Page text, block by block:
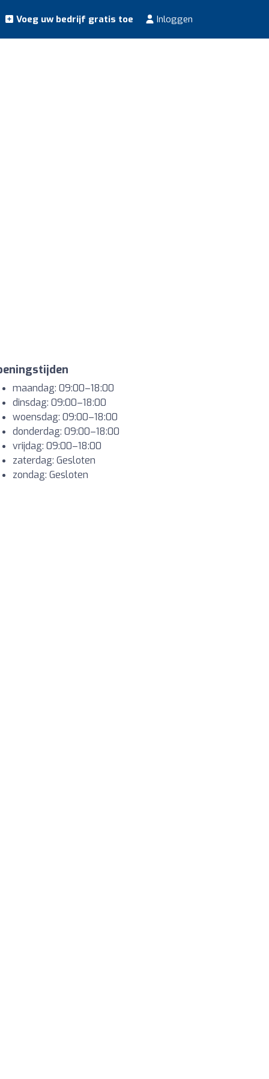
Voeg uw bedrijf gratis toe Inloggen
maandag: 09:00–18:00
dinsdag: 09:00–18:00
woensdag: 09:00–18:00
donderdag: 09:00–18:00
vrijdag: 09:00–18:00
zaterdag: Gesloten
zondag: Gesloten